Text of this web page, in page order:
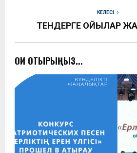
КЕЛЕСІ
ТЕНДЕРГЕ ҚОЙЫЛАР
ОҚИ ОТЫРЫҢЫЗ...